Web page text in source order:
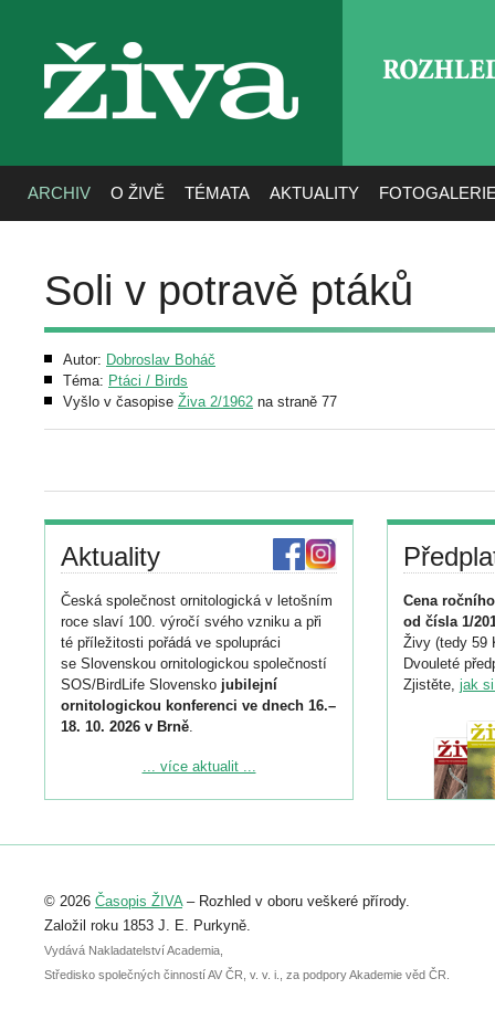
živa
ARCHIV O ŽIVĚ TÉMATA AKTUALITY
Soli v potravě ptáků
Autor: Dobroslav Boháč
Téma: Ptáci / Birds
Vyšlo v časopise Živa 2/1962 na straně 77
Aktuality
Česká společnost ornitologická v letošním
roce slaví 100. výročí svého vzniku a při
té příležitosti pořádá ve spolupráci
se Slovenskou ornitologickou společností
SOS/BirdLife Slovensko jubilejní
ornitologickou konferenci ve dnech 16.–
18. 10. 2026 v Brně.
Podrobnější informace ke konferenci
Registrovat se můžete do 6. září.
abstraktu přihlášené přednášky nebo
posteru je už 30. června.
... více aktualit ...
Cena
od čísla 1/
Živy (tedy 59
Dvouleté
Zjistěte, jak
© 2026 Časopis ŽIVA– Rozhled v oboru veškeré přírody.
Založil roku 1853 J. E. Purkyně.
Vydává Nakladatelství Academia,
Středisko společných činností AV ČR, v. v. i., za podpory Akademie věd ČR.